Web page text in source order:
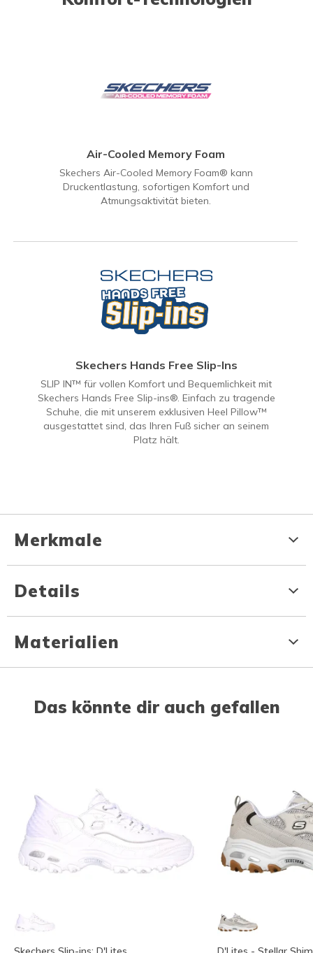
Air-Cooled Memory Foam
Skechers Air-Cooled Memory Foam® kann
Druckentlastung, sofortigen Komfort und
Atmungsaktivität bieten.
Skechers Hands Free Slip-Ins
SLIP IN™ für vollen Komfort und Bequemlichkeit mit
Skechers Hands Free Slip-ins®. Einfach zu tragende
Schuhe, die mit unserem exklusiven Heel Pillow™
ausgestattet sind, das Ihren Fuß sicher an seinem
Platz hält.
Merkmale
Details
Materialien
Das könnte dir auch gefallen